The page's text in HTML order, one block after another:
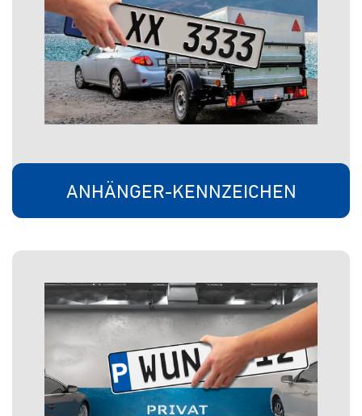
ANHÄNGER-KENNZEICHEN